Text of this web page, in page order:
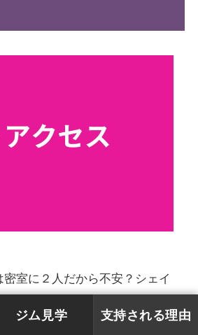
室に２人だから不安？シェイ
全店舗１階・アクセス良
ジム見学 支持される理由